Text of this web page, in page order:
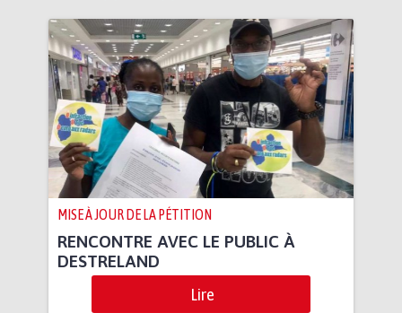
MISE À JOUR DE LA PÉTITION
RENCONTRE AVEC LE PUBLIC À
DESTRELAND
Lire